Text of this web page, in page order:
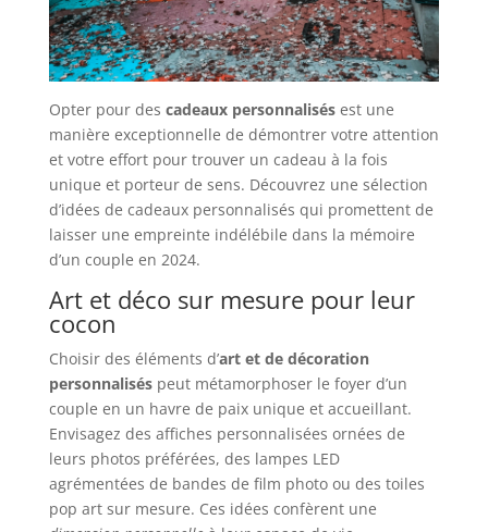
Opter pour des cadeaux personnalisésest une
manière exceptionnelle de démontrer votre attention
et votre effort pour trouver un cadeau à la fois
unique et porteur de sens. Découvrez une sélection
d’idées de cadeaux personnalisés qui promettent de
laisser une empreinte indélébile dans la mémoire
d’un couple en 2024.
Art et déco sur mesure pour leur
cocon
Choisir des éléments d’art et de décoration
personnaliséspeut métamorphoser le foyer d’un
couple en un havre de paix unique et accueillant.
Envisagez des affiches personnalisées ornées de
leurs photos préférées, des lampes LED
agrémentées de bandes de film photo ou des toiles
pop art sur mesure. Ces idées confèrent une